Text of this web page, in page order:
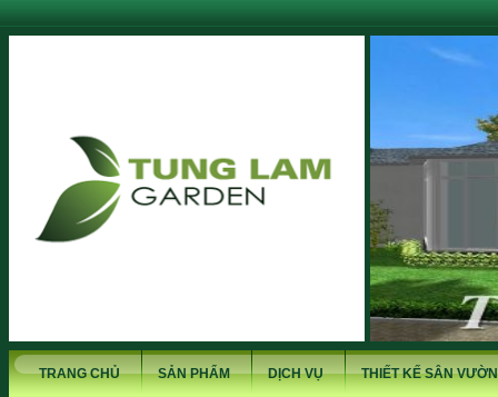
TRANG CHỦ SẢN PHẨM DỊCH VỤ THIẾT KẾ SÂN VƯỜN